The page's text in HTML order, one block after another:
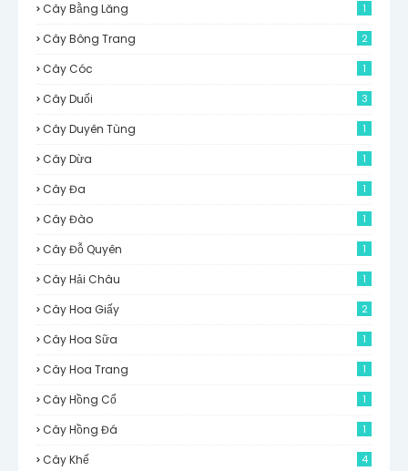
Cây Bằng Lăng 1
Cây Bông Trang 2
Cây Cóc 1
Cây Duối 3
Cây Duyên Tùng 1
Cây Dừa 1
Cây Đa 1
Cây Đào 1
Cây Đỗ Quyên 1
Cây Hải Châu 1
Cây Hoa Giấy 2
Cây Hoa Sữa 1
Cây Hoa Trang 1
Cây Hồng Cổ 1
Cây Hồng Đá 1
Cây Khế 4